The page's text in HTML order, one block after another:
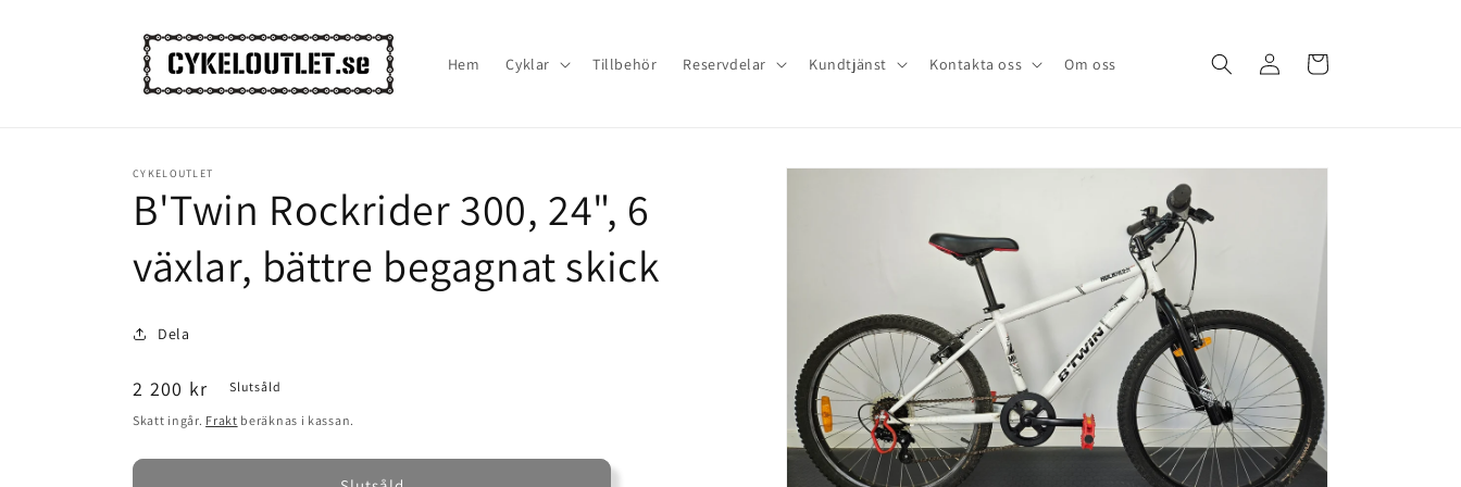
Hem Cyklar Tillbehör Reservdelar Kundtjänst Kontakta oss Om oss
in
Varukorg
CYKELOUTLET
B'Twin Rockrider 300, 24", 6
växlar, bättre begagnat skick
Dela
Ordinarie
pris
2 200 kr Slutsåld
Skatt ingår. Frakt beräknas i kassan.